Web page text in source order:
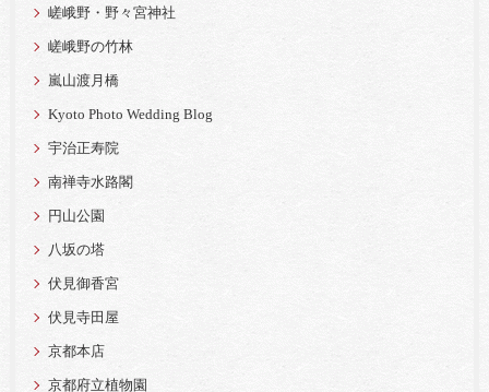
嵯峨野・野々宮神社
嵯峨野の竹林
嵐山渡月橋
Kyoto Photo Wedding Blog
宇治正寿院
南禅寺水路閣
円山公園
八坂の塔
伏見御香宮
伏見寺田屋
京都本店
京都府立植物園